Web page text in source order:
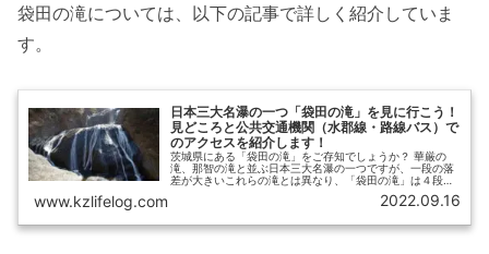
袋田の滝については、以下の記事で詳しく紹介していま
す。
日本三大名瀑の一つ「袋田の滝」を見に行こう！
見どころと公共交通機関（水郡線・路線バス）で
のアクセスを紹介します！
茨城県にある「袋田の滝」をご存知でしょうか？ 華厳の
滝、那智の滝と並ぶ日本三大名瀑の一つですが、一段の落
差が大きいこれらの滝とは異なり、「袋田の滝」は４段を
滑り落ちる美しい滝です。そんな袋田の滝に行ってきまし
www.kzlifelog.com 2022.09.16